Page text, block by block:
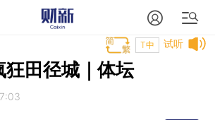
试听
T中
狂田径城｜体坛